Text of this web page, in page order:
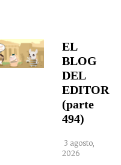
EL
BLOG
DEL
EDITOR
(parte
494)
3 agosto,
2026